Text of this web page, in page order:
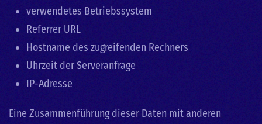
verwendetes Betriebssystem
Referrer URL
Hostname des zugreifenden Rechners
Uhrzeit der Serveranfrage
IP-Adresse
Eine Zusammenführung dieser Daten mit anderen